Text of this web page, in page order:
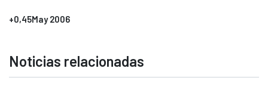
+0,45May 2006
Noticias relacionadas